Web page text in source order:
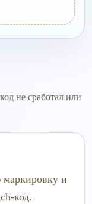
не сработал или
и
код.